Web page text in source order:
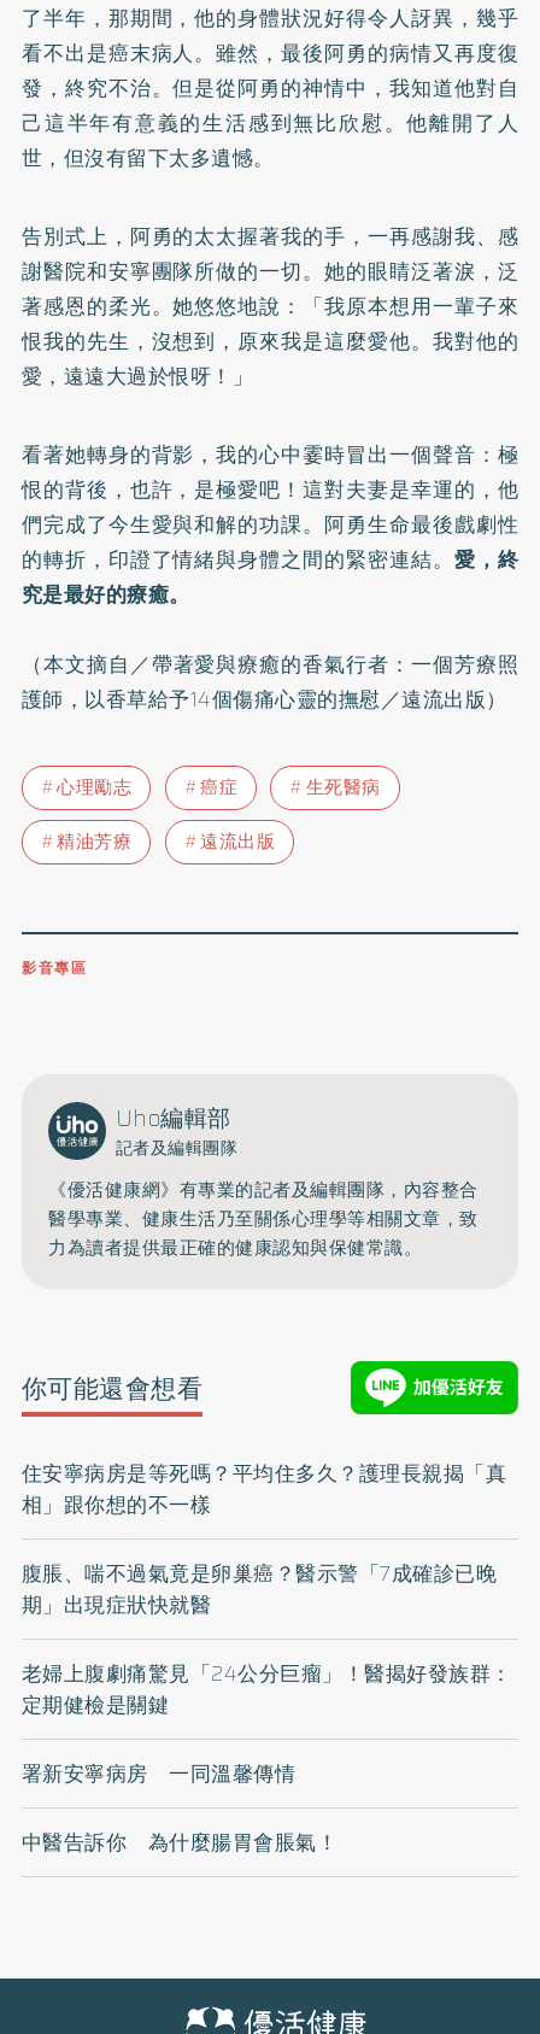
了半年，那期間，他的身體狀況好得令人訝異，幾乎
看不出是癌末病人。雖然，最後阿勇的病情又再度復
發，終究不治。但是從阿勇的神情中，我知道他對自
己這半年有意義的生活感到無比欣慰。他離開了人
世，但沒有留下太多遺憾。
告別式上，阿勇的太太握著我的手，一再感謝我、感
謝醫院和安寧團隊所做的一切。她的眼睛泛著淚，泛
著感恩的柔光。她悠悠地說：「我原本想用一輩子來
恨我的先生，沒想到，原來我是這麼愛他。我對他的
愛，遠遠大過於恨呀！」
看著她轉身的背影，我的心中霎時冒出一個聲音：極
恨的背後，也許，是極愛吧！這對夫妻是幸運的，他
們完成了今生愛與和解的功課。阿勇生命最後戲劇性
的轉折，印證了情緒與身體之間的緊密連結。 愛，終
究是最好的療癒。
（本文摘自／帶著愛與療癒的香氣行者：一個芳療照
護師，以香草給予14個傷痛心靈的撫慰／遠流出版）
心理勵志 癌症
生死醫病
精油芳療
遠流出版
影音專區
Uho編輯部
記者及編輯團隊
《優活健康網》有專業的記者及編輯團隊，內容整合
醫學專業、健康生活乃至關係心理學等相關文章，致
力為讀者提供最正確的健康認知與保健常識。
你可能還會想看
住安寧病房是等死嗎？平均住多久？護理長親揭「真
相」跟你想的不一樣
腹脹、喘不過氣竟是卵巢癌？醫示警「7成確診已晚
期」出現症狀快就醫
老婦上腹劇痛驚見「24公分巨瘤」！醫揭好發族群：
定期健檢是關鍵
署新安寧病房 一同溫馨傳情
中醫告訴你 為什麼腸胃會脹氣！